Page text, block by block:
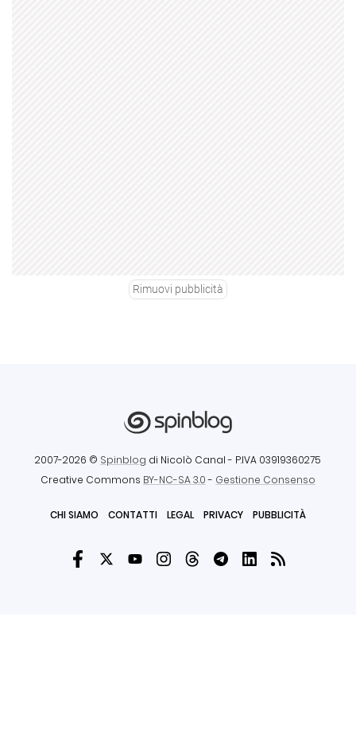
Rimuovi pubblicità
2007-2026 © Spinblog di Nicolò Canal - P.IVA 03919360275
Creative Commons BY-NC-SA 3.0- Gestione Consenso
CHI SIAMO CONTATTI LEGAL PRIVACY PUBBLICITÀ